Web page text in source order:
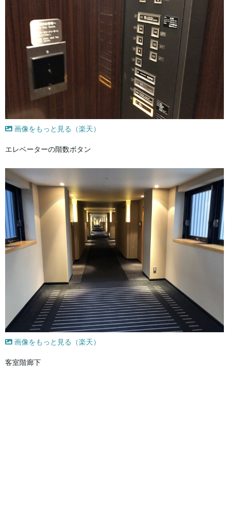
画像をもっと見る（楽天）
エレベーターの階数ボタン
画像をもっと見る（楽天）
客室階廊下